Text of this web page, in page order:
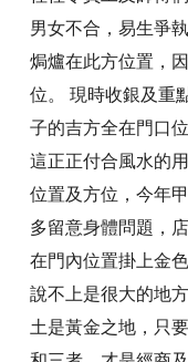
男女不合，易生爭
焗爐在此方位置，
位。 現時收銀及重
子的吉方全在門口
這正正付合風水的
位置及方位，今年
多留意身體問題，
在門內位置掛上金
說不上是很大的地
土是黃金之地，只